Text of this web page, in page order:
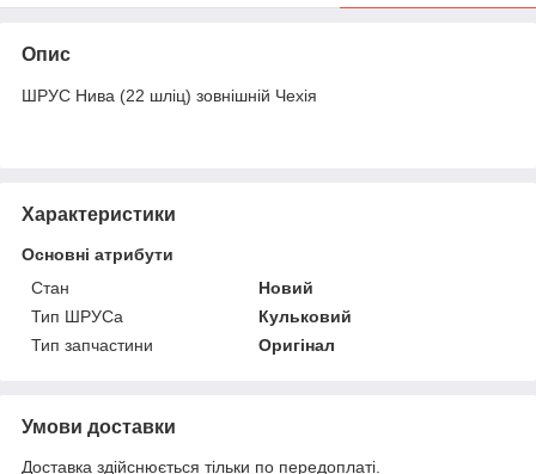
Опис
ШРУС Нива (22 шліц) зовнішній Чехія
Характеристики
Основні атрибути
Стан
Новий
Тип ШРУСа
Кульковий
Тип запчастини
Оригінал
Умови доставки
Доставка здійснюється тільки по передоплаті.